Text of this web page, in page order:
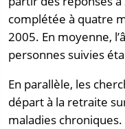
complétée à quatre
2005. En moyenne,
personnes suivies
En parallèle, les
départ à la retraite
maladies